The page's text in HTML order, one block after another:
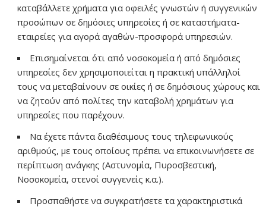
καταβάλλετε χρήματα για οφειλές γνωστών ή συγγενικών
προσώπων σε δημόσιες υπηρεσίες ή σε καταστήματα-
εταιρείες για αγορά αγαθών-προσφορά υπηρεσιών.
Επισημαίνεται ότι από νοσοκομεία ή από δημόσιες
υπηρεσίες δεν χρησιμοποιείται η πρακτική υπάλληλοί
τους να μεταβαίνουν σε οικίες ή σε δημόσιους χώρους και
να ζητούν από πολίτες την καταβολή χρημάτων για
υπηρεσίες που παρέχουν.
Να έχετε πάντα διαθέσιμους τους τηλεφωνικούς
αριθμούς, με τους οποίους πρέπει να επικοινωνήσετε σε
περίπτωση ανάγκης (Αστυνομία, Πυροσβεστική,
Νοσοκομεία, στενοί συγγενείς κ.α.).
Προσπαθήστε να συγκρατήσετε τα χαρακτηριστικά